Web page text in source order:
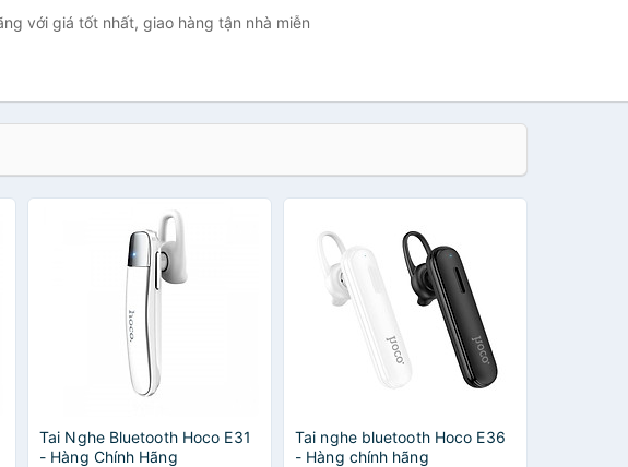
với giá tốt nhất, giao hàng tận nhà miễn
Tai Nghe Bluetooth Hoco E31
- Hàng Chính Hãng
Tai nghe bluetooth Hoco E36
- Hàng chính hãng